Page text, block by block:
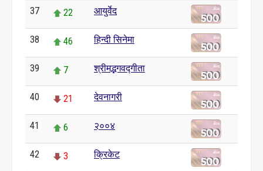
37 22 आयुर्वेद
38 46 हिन्दी सिनेमा
39 7 श्रीमद्भगवद्गीता
40 21 देवनागरी
41 6 २००४
42 3 क्रिकेट